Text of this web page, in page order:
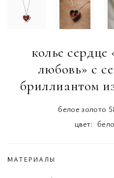
колье сердце
любовь» с
бриллиантом
белое золото
цвет:
МАТЕРИАЛЫ